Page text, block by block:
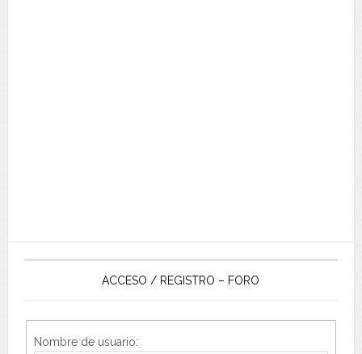
ACCESO / REGISTRO – FORO
Nombre de usuario: